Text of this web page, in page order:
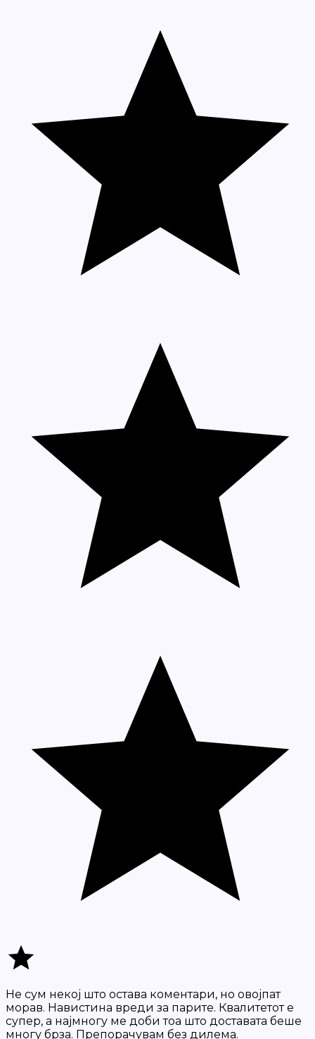
Не сум некој што остава коментари, но овојпат
морав. Навистина вреди за парите. Квалитетот е
супер, а најмногу ме доби тоа што доставата беше
многу брза. Препорачувам без дилема.